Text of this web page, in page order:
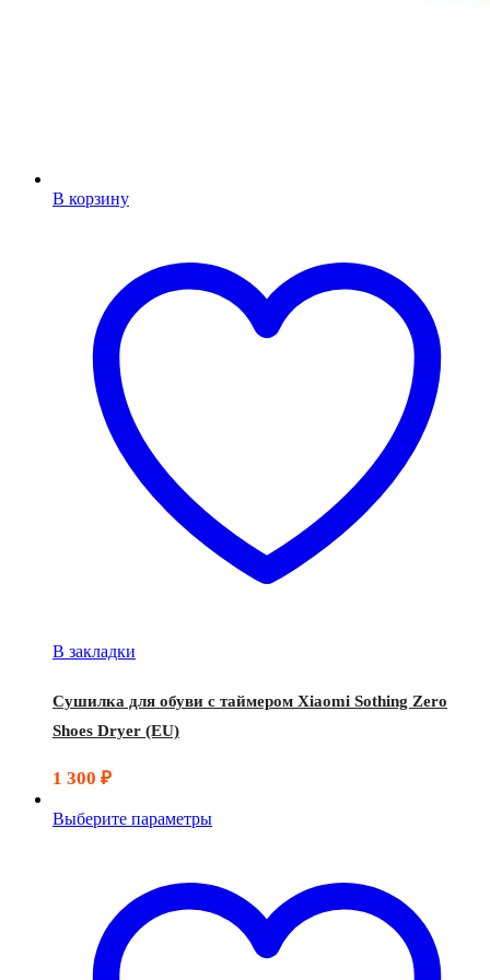
В корзину
В закладки
Сушилка для обуви с таймером Xiaomi Sothing Zero
Shoes Dryer (EU)
1 300 ₽
Выберите параметры